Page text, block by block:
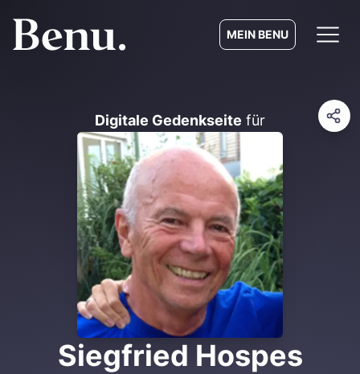
MEIN BENU
Digitale Gedenkseite für
Siegfried Hospes